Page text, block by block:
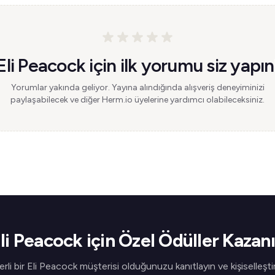
Peacock için ilk yorumu siz
Yorumlar yakında geliyor. Yayına alındığında alışveriş deneyiminizi
paylaşabilecek ve diğer Herm.io üyelerine yardımcı olabileceksiniz.
Peacock için Özel Ödüller
bir Eli Peacock müşterisi olduğunuzu kanıtlayın ve